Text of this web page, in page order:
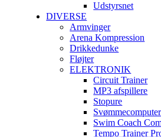
Udstyrsnet
DIVERSE
Armvinger
Arena Kompression
Drikkedunke
Fløjter
ELEKTRONIK
Circuit Trainer
MP3 afspillere
Stopure
Svømmecomputer
Swim Coach
Tempo Trainer